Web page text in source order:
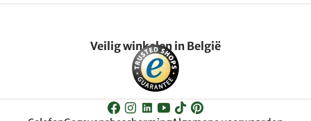
Veilig winkelen in België